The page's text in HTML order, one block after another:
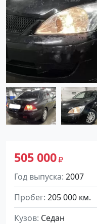
505 000
Год выпуска 2007
Пробег 205 000 км.
Кузов Седан